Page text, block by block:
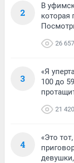
2
В
которая
26 657
3
«Я
100 до
21 420
4
«Это